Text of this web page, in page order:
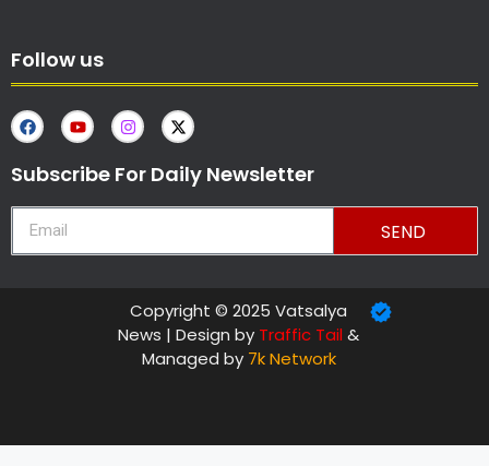
Follow us
Subscribe For Daily Newsletter
SEND
Copyright © 2025 Vatsalya
News | Design by Traffic Tail&
Managed by 7k Network